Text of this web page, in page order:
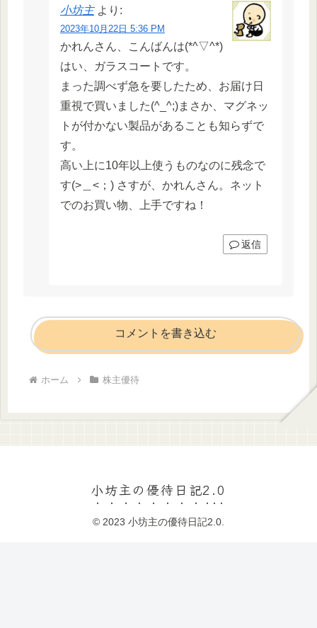
小坊主 より:
2023年10月22日 5:36 PM
かれんさん、こんばんは(*^▽^*)
はい、ガラスコートです。
まった調べず急を要したため、お届け日
重視で買いました(^_^;)まさか、マグネッ
トが付かない製品があることも知らずで
す。
高い上に10年以上使うものなのに残念で
す(>＿<；) さすが、かれんさん。ネット
でのお買い物、上手ですね！
返信
コメントを書き込む
ホーム 株主優待
小坊主の優待日記2.0
© 2023 小坊主の優待日記2.0.